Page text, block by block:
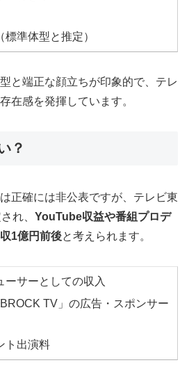
標準体型と推定）
と端正な顔立ちが印象的で、テレ
在感を発揮しています。
？
正確には非公表ですが、テレビ東
れ、 YouTube収益や番組プロデ
1億円前後と考えられます。
ーサーとしての収入
TV」の広告・スポンサー
ト出演料